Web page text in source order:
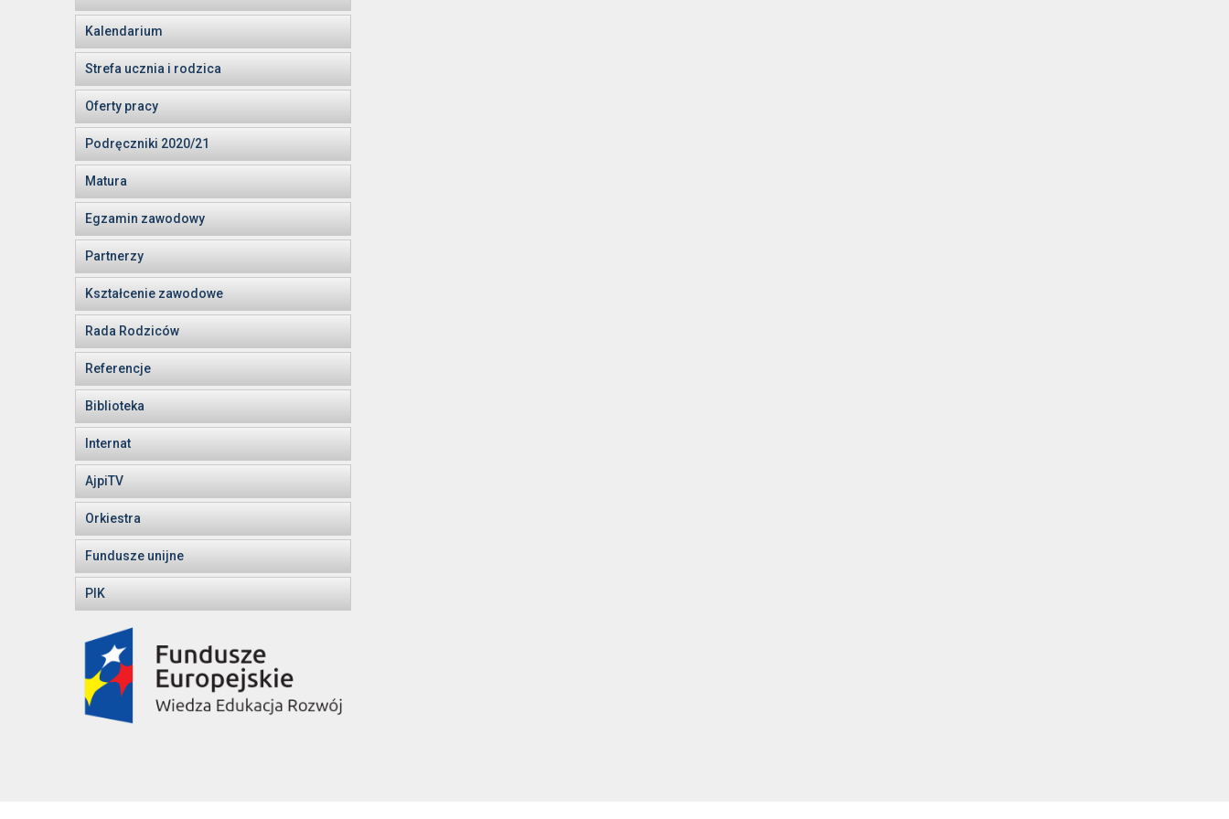
Kalendarium
Strefa ucznia i rodzica
Oferty pracy
Podręczniki 2020/21
Matura
Egzamin zawodowy
Partnerzy
Kształcenie zawodowe
Rada Rodziców
Referencje
Biblioteka
Internat
AjpiTV
Orkiestra
Fundusze unijne
PIK